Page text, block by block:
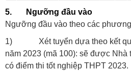
5. Ngưỡng đầu vào
Ngưỡng đầu vào theo các
1) Xét tuyển dựa theo kết quả
năm 2023 (mã 100): sẽ được
có điểm thi tốt nghiệp THPT 2023.